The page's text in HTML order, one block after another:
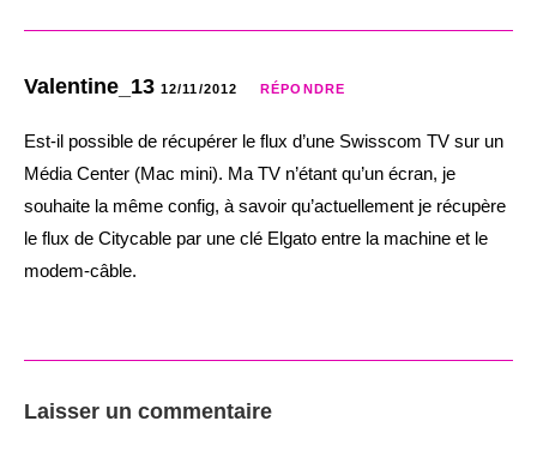
Valentine_13 12/11/2012 RÉPONDRE
Est-il possible de récupérer le flux d’une Swisscom TV sur un
Média Center (Mac mini). Ma TV n’étant qu’un écran, je
souhaite la même config, à savoir qu’actuellement je récupère
le flux de Citycable par une clé Elgato entre la machine et le
modem-câble.
Laisser un commentaire